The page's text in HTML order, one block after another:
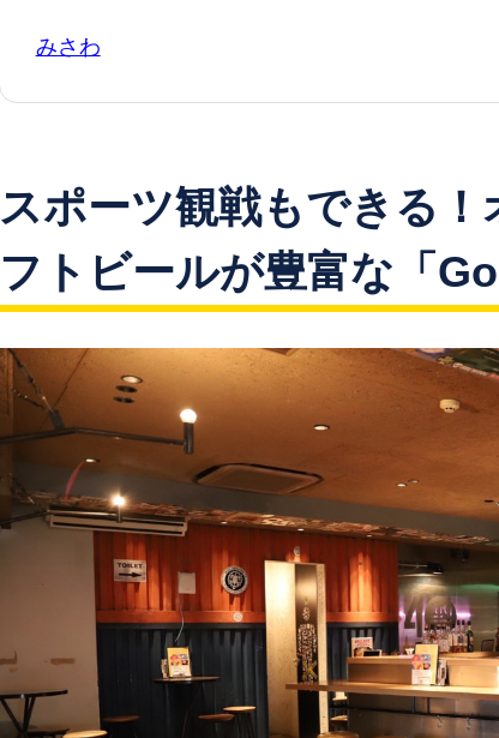
みさわ
スポーツ観戦もできる
フトビールが豊富な「